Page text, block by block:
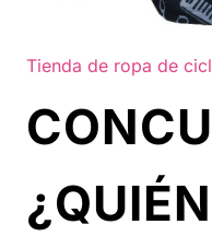
Tienda de ropa de